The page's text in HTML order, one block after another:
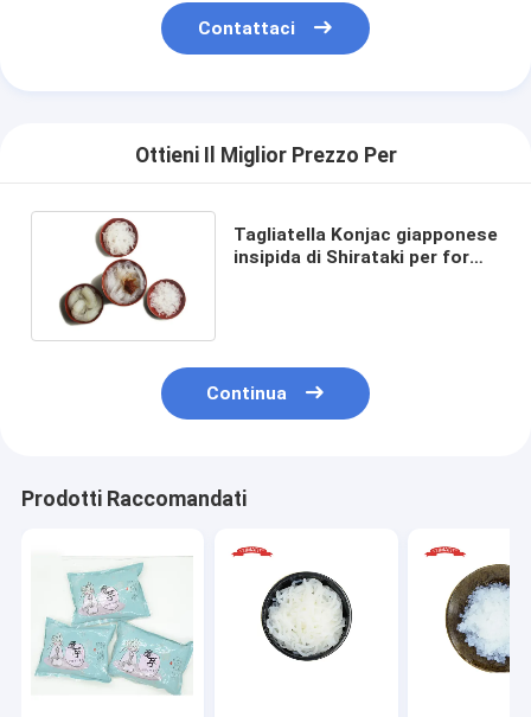
Contattaci
Ottieni Il Miglior Prezzo Per
Tagliatella Konjac giapponese
insipida di Shirataki per forma
Continua
Prodotti Raccomandati